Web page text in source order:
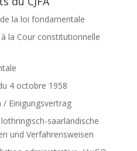
de la loi fondamentale
à la Cour constitutionnelle
4 octobre 1958
/ Einigungsvertrag
lothringisch-saarländische
und Verfahrensweisen